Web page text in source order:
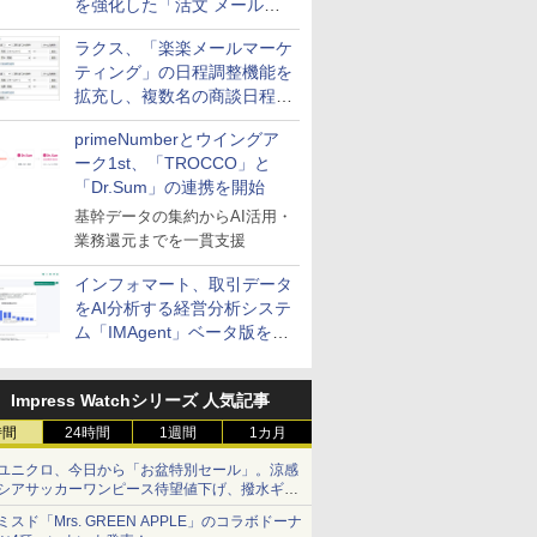
を強化した「活文 メール誤
送信防止アドインサービス」
を提供
ラクス、「楽楽メールマーケ
ティング」の日程調整機能を
拡充し、複数名の商談日程調
整を効率化
primeNumberとウイングア
ーク1st、「TROCCO」と
「Dr.Sum」の連携を開始
基幹データの集約からAI活用・
業務還元までを一貫支援
インフォマート、取引データ
をAI分析する経営分析システ
ム「IMAgent」ベータ版を提
Impress Watchシリーズ 人気記事
24時間 1週間 1カ月
ニクロ、今日から「お盆特別セール」。涼感
アサッカーワンピース待望値下げ、撥水ギア
ョーツは1990円に
スド「Mrs. GREEN APPLE」のコラボドーナ